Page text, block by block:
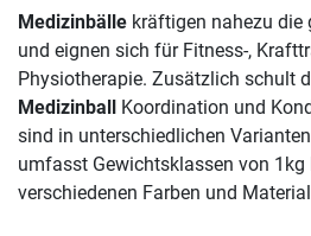
Medizinbälle kräftigen nahezu
und eignen sich für Fitness-,
Physiotherapie. Zusätzlich schult
Medizinball Koordination und
sind in unterschiedlichen
umfasst Gewichtsklassen von 1kg
verschiedenen Farben und